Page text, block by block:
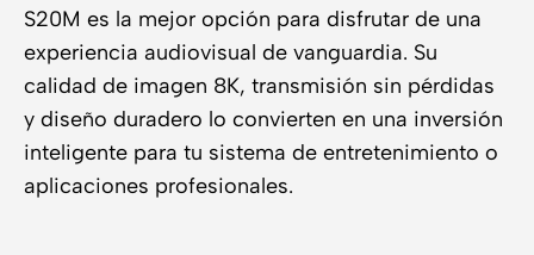
S20M es la mejor opción para disfrutar de una
experiencia audiovisual de vanguardia. Su
calidad de imagen 8K, transmisión sin pérdidas
y diseño duradero lo convierten en una inversión
inteligente para tu sistema de entretenimiento o
aplicaciones profesionales.